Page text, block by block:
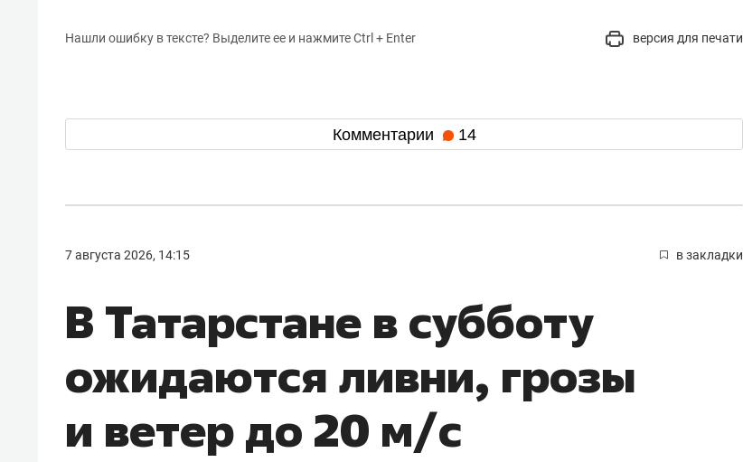
Нашли ошибку в тексте? Выделите ее и нажмите Ctrl + Enter версия для печати
Комментарии 14
7 августа 2026, 14:15 в закладки
В Татарстане в субботу
ожидаются ливни, грозы
и ветер до 20 м/с